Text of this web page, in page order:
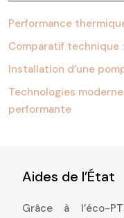
Performance
Comparatif technique
Installation d’une
Technologies
performante
Aides de l’État
Grâce à l’éco-